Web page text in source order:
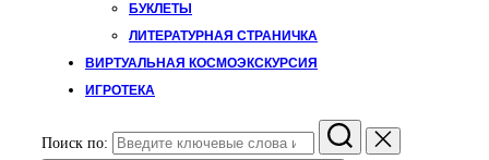
БУКЛЕТЫ
ЛИТЕРАТУРНАЯ СТРАНИЧКА
ВИРТУАЛЬНАЯ КОСМОЭКСКУРСИЯ
ИГРОТЕКА
Поиск по: